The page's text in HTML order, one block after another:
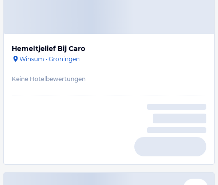
Hemeltjelief Bij Caro
Winsum · Groningen
Keine Hotelbewertungen